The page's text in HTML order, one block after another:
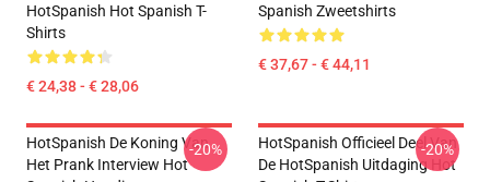
HotSpanish Hot Spanish T-
Shirts
€ 24,38 - € 28,06
Spanish Zweetshirts
€ 37,67 - € 44,11
HotSpanish De Koning Van
Het Prank Interview Hot
-20%
HotSpanish Officieel Deel Van
De HotSpanish Uitdaging Hot
-20%